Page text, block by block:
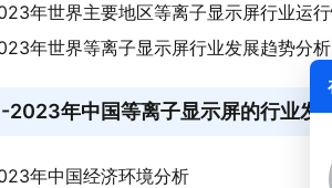
年世界主要地区等离子显示屏行业运
年世界等离子显示屏行业发展趋势分析
2023年中国等离子显示屏的行业发
年中国经济环境分析